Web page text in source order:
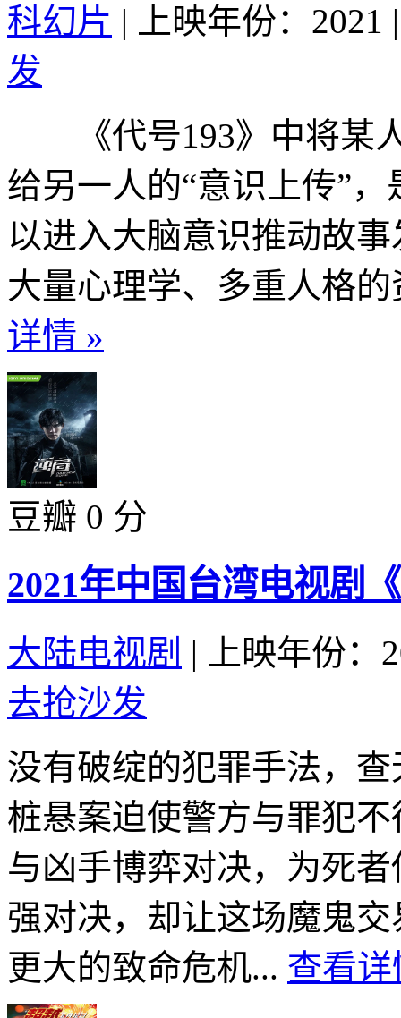
科幻片 | 上映年份：2021 |
发
《代号193》中将某人
给另一人的“意识上传”
以进入大脑意识推动故
大量心理学、多重人格
详情 »
豆瓣 0 分
2021年中国台湾电视剧
大陆电视剧 |
上映年份：
去抢沙发
没有破绽的犯罪手法，
桩悬案迫使警方与罪犯
与凶手博弈对决，为死
强对决，却让这场魔鬼
更大的致命危机... 查看详